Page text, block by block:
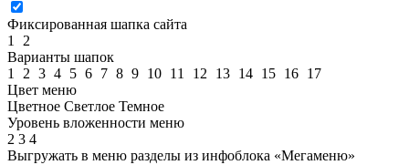
Фиксированная шапка сайта
1
2
Варианты шапок
1
2 3 4 5 6 7 8 9 10 11 12 13 14 15 16 17
Цвет меню
Цветное Светлое Темное
Уровень вложенности меню
2 3 4
Выгружать в меню разделы из инфоблока «Мегаменю»